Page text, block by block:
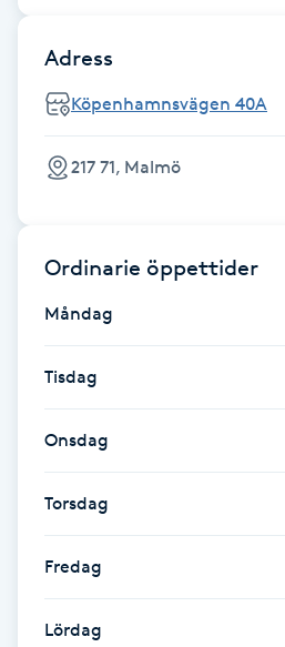
Fransförlängning
Fransförlängning Megavolym
Fransförlängning Volym
Fransrengöring
Frekvensterapi
Friskvård
Friskvårdsmassage
Frisör
Adress
Köpenhamnsvägen 40A
217 71, Malmö
Ordinarie öppettider
Måndag
Tisdag
Onsdag
Torsdag
Fredag
Lördag